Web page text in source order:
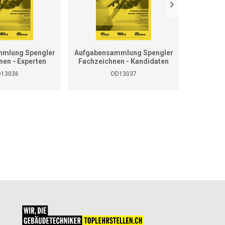
Spengler
- Experten
Aufgabensammlung Spengler
Fachzeichnen - Kandidaten
OD13037